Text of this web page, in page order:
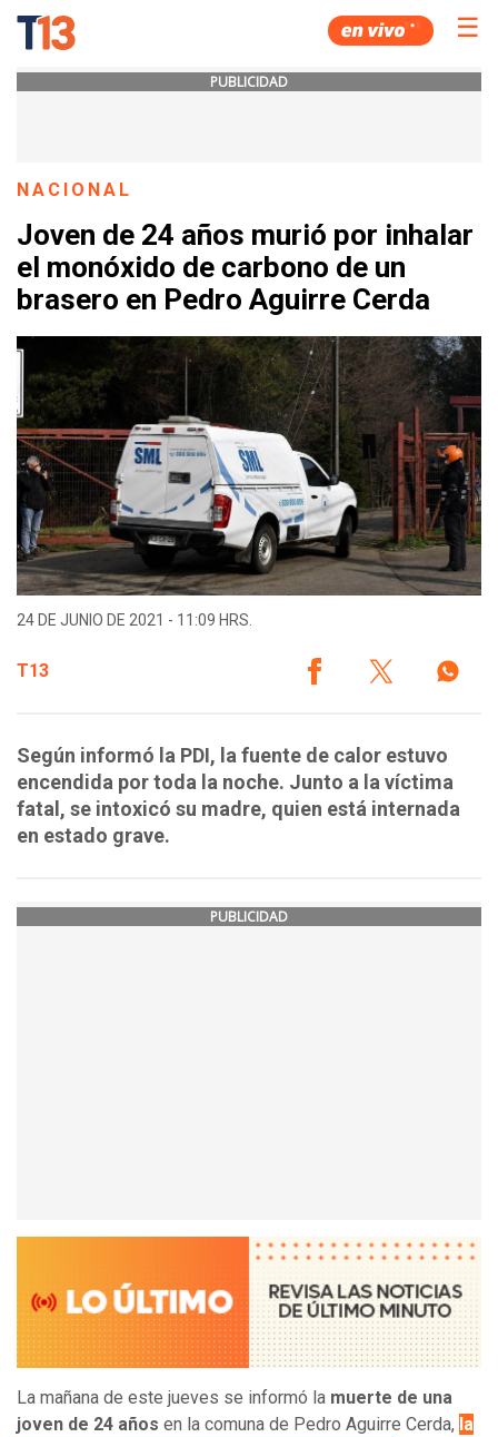
☰
PUBLICIDAD
NACIONAL
Joven de 24 años murió por inhalar
el monóxido de carbono de un
brasero en Pedro Aguirre Cerda
24 DE JUNIO DE 2021 - 11:09 HRS.
T13
Según informó la PDI, la fuente de calor estuvo
encendida por toda la noche. Junto a la víctima
fatal, se intoxicó su madre, quien está internada
en estado grave.
PUBLICIDAD
La mañana de este jueves se informó la muerte de una
joven de 24 años en la comuna de Pedro Aguirre Cerda, la